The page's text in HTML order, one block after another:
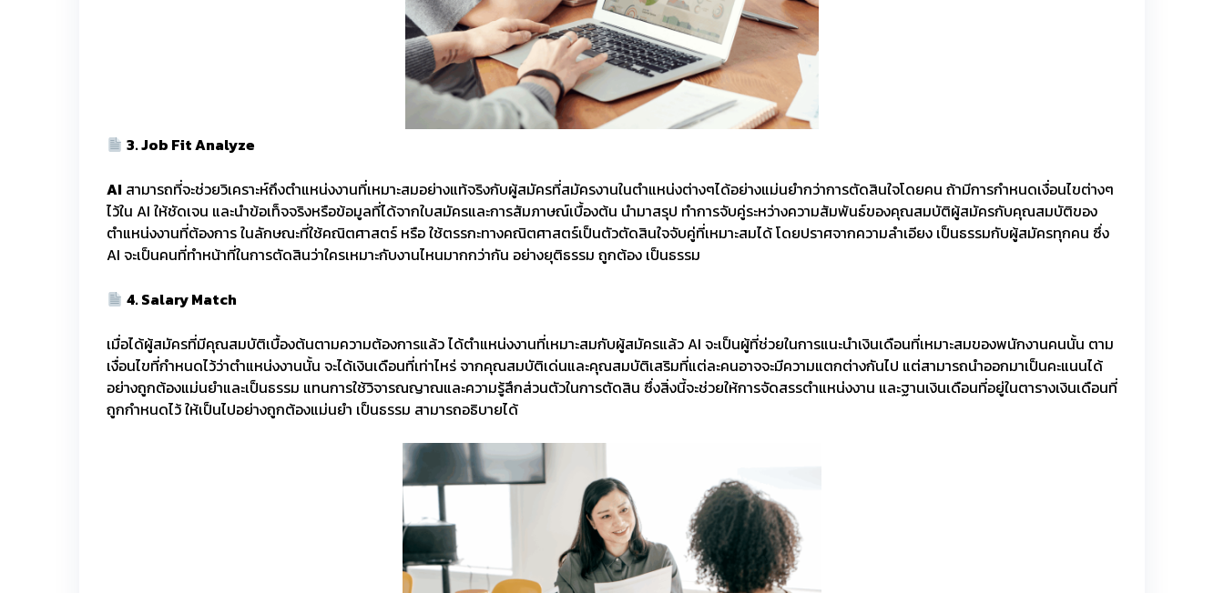
3. Job Fit Analyze
AI สามารถที่จะช่วยวิเคราะห์ถึงตำแหน่งงานที่เหมาะสมอย่างแท้จริงกับผู้สมัครที่สมัครงานในตำแหน่งต่างๆได้อย่างแม่นยำกว่าการตัดสินใจโดยคน ถ้ามีการกำหนดเงื่อนไขต่างๆ
ไว้ใน AI ให้ชัดเจน และนำข้อเท็จจริงหรือข้อมูลที่ได้จากใบสมัครและการสัมภาษณ์เบื้องต้น นำมาสรุป ทำการจับคู่ระหว่างความสัมพันธ์ของคุณสมบัติผู้สมัครกับคุณสมบัติของ
ตำแหน่งงานที่ต้องการ ในลักษณะที่ใช้คณิตศาสตร์ หรือ ใช้ตรรกะทางคณิตศาสตร์เป็นตัวตัดสินใจจับคู่ที่เหมาะสมได้ โดยปราศจากความลำเอียง เป็นธรรมกับผู้สมัครทุกคน ซึ่ง
AI จะเป็นคนที่ทำหน้าที่ในการตัดสินว่าใครเหมาะกับงานไหนมากกว่ากัน อย่างยุติธรรม ถูกต้อง เป็นธรรม
4. Salary Match
เมื่อได้ผู้สมัครที่มีคุณสมบัติเบื้องต้นตามความต้องการแล้ว ได้ตำแหน่งงานที่เหมาะสมกับผู้สมัครแล้ว AI จะเป็นผู้ที่ช่วยในการแนะนำเงินเดือนที่เหมาะสมของพนักงานคนนั้น ตาม
เงื่อนไขที่กำหนดไว้ว่าตำแหน่งงานนั้น จะได้เงินเดือนที่เท่าไหร่ จากคุณสมบัติเด่นและคุณสมบัติเสริมที่แต่ละคนอาจจะมีความแตกต่างกันไป แต่สามารถนำออกมาเป็นคะแนนได้
อย่างถูกต้องแม่นยำและเป็นธรรม แทนการใช้วิจารณญาณและความรู้สึกส่วนตัวในการตัดสิน ซึ่งสิ่งนี้จะช่วยให้การจัดสรรตำแหน่งงาน และฐานเงินเดือนที่อยู่ในตารางเงินเดือนที่
ถูกกำหนดไว้ ให้เป็นไปอย่างถูกต้องแม่นยำ เป็นธรรม สามารถอธิบายได้